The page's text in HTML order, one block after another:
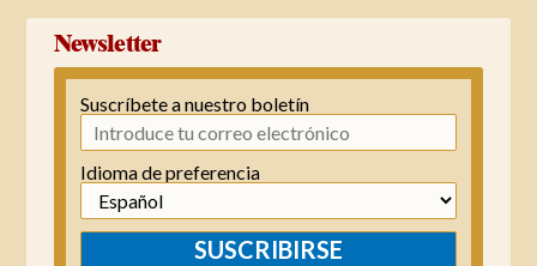
Newsletter
Suscríbete a nuestro boletín
Idioma de preferencia
SUSCRIBIRSE